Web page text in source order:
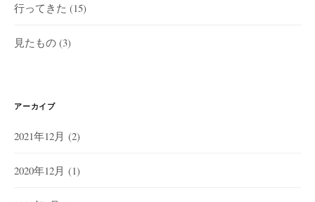
行ってきた (15)
見たもの (3)
アーカイブ
2021年12月 (2)
2020年12月 (1)